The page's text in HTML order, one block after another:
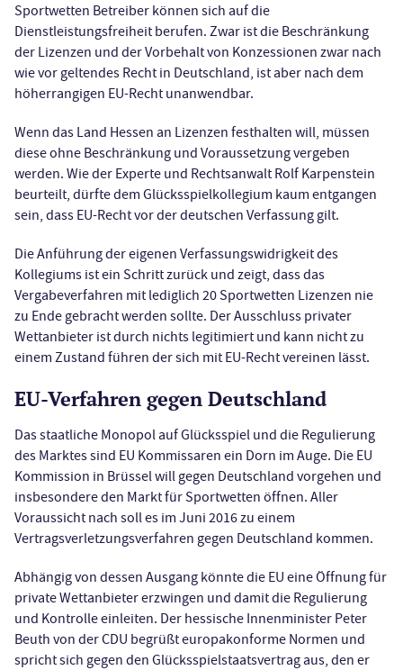
Sportwetten Betreiber können sich auf die
Dienstleistungsfreiheit berufen. Zwar ist die Beschränkung
der Lizenzen und der Vorbehalt von Konzessionen zwar nach
wie vor geltendes Recht in Deutschland, ist aber nach dem
höherrangigen EU-Recht unanwendbar.
Wenn das Land Hessen an Lizenzen festhalten will, müssen
diese ohne Beschränkung und Voraussetzung vergeben
werden. Wie der Experte und Rechtsanwalt Rolf Karpenstein
beurteilt, dürfte dem Glücksspielkollegium kaum entgangen
sein, dass EU-Recht vor der deutschen Verfassung gilt.
Die Anführung der eigenen Verfassungswidrigkeit des
Kollegiums ist ein Schritt zurück und zeigt, dass das
Vergabeverfahren mit lediglich 20 Sportwetten Lizenzen nie
zu Ende gebracht werden sollte. Der Ausschluss privater
Wettanbieter ist durch nichts legitimiert und kann nicht zu
einem Zustand führen der sich mit EU-Recht vereinen lässt.
EU-Verfahren gegen Deutschland
Das staatliche Monopol auf Glücksspiel und die Regulierung
des Marktes sind EU Kommissaren ein Dorn im Auge. Die EU
Kommission in Brüssel will gegen Deutschland vorgehen und
insbesondere den Markt für Sportwetten öffnen. Aller
Voraussicht nach soll es im Juni 2016 zu einem
Vertragsverletzungsverfahren gegen Deutschland kommen.
Abhängig von dessen Ausgang könnte die EU eine Öffnung für
private Wettanbieter erzwingen und damit die Regulierung
und Kontrolle einleiten. Der hessische Innenminister Peter
Beuth von der CDU begrüßt europakonforme Normen und
spricht sich gegen den Glücksspielstaatsvertrag aus, den er